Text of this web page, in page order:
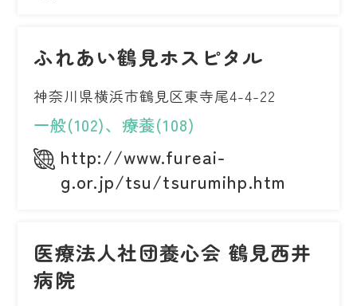
ふれあい鶴見ホスピタル
神奈川県横浜市鶴見区東寺尾4-4-22
一般(102)、療養(108)
http://www.fureai-
g.or.jp/tsu/tsurumihp.htm
医療法人社団養心会 鶴見西井
病院